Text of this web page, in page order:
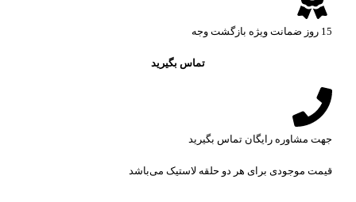
15 روز ضمانت ویژه بازگشت وجه
تماس بگیرید
جهت مشاوره رایگان تماس بگیرید
قیمت موجودی برای هر دو حلقه لاستیک می‌باشد